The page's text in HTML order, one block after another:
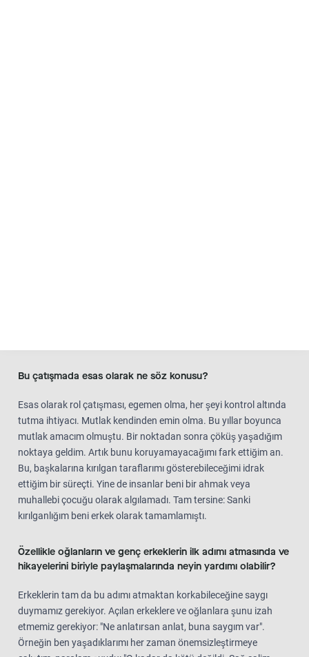
Bu çatışmada esas olarak ne söz konusu?
Esas olarak rol çatışması, egemen olma, her şeyi kontrol altında
tutma ihtiyacı. Mutlak kendinden emin olma. Bu yıllar boyunca
mutlak amacım olmuştu. Bir noktadan sonra çöküş yaşadığım
noktaya geldim. Artık bunu koruyamayacağımı fark ettiğim an.
Bu, başkalarına kırılgan taraflarımı gösterebileceğimi idrak
ettiğim bir süreçti. Yine de insanlar beni bir ahmak veya
muhallebi çocuğu olarak algılamadı. Tam tersine: Sanki
kırılganlığım beni erkek olarak tamamlamıştı.
Özellikle oğlanların ve genç erkeklerin ilk adımı atmasında ve
hikayelerini biriyle paylaşmalarında neyin yardımı olabilir?
Erkeklerin tam da bu adımı atmaktan korkabileceğine saygı
duymamız gerekiyor. Açılan erkeklere ve oğlanlara şunu izah
etmemiz gerekiyor: "Ne anlatırsan anlat, buna saygım var".
Örneğin ben yaşadıklarımı her zaman önemsizleştirmeye